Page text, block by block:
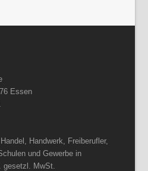
Essen
Handwerk, Freiberufler,
und Gewerbe in
gesetzl. MwSt.